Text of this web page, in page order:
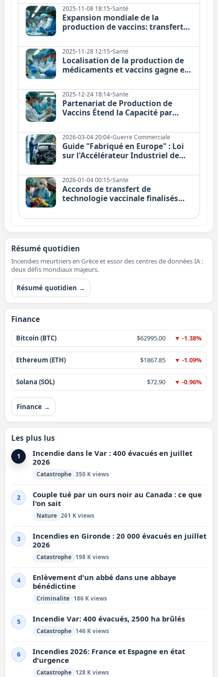
2025-11-08 18:15•Santé
Expansion mondiale de la
production de vaccins: transfert
2025-11-28 12:15•Santé
Localisation de la production de
médicaments et vaccins gagne en
2025-12-24 18:14•Sante
Partenariat de Production de
Vaccins Étend la Capacité par
2026-03-04 20:04•Guerre Commerciale
Guide "Fabriqué en Europe" : Loi
sur l'Accélérateur Industriel de
2026-01-04 00:15•Sante
Accords de transfert de
technologie vaccinale finalisés
Résumé quotidien
Incendies meurtriers en Grèce et essor des centres de données IA :
deux défis mondiaux majeurs.
Résumé quotidien →
Finance
Bitcoin (BTC) $62995.00 ▼ -1.38%
Ethereum (ETH) $1867.85 ▼ -1.09%
Solana (SOL) $72.90 ▼ -0.96%
Finance →
Les plus lus
1
Incendie dans le Var : 400 évacués en juillet
2026
Catastrophe 350 K views
2
Couple tué par un ours noir au Canada : ce que
l'on sait
Nature 261 K views
3
Incendies en Gironde : 20 000 évacués en juillet
2026
Catastrophe 198 K views
4
Enlèvement d'un abbé dans une abbaye
bénédictine
Criminalite 186 K views
5 Incendie Var: 400 évacués, 2500 ha brûlés
Catastrophe 146 K views
6
Incendies 2026: France et Espagne en état
d'urgence
Catastrophe 128 K views